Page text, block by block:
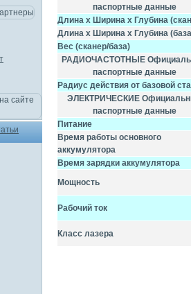
паспортные данные
Длина х Ширина х Глубина
Длина х Ширина х Глубина
Вес (сканер/база)
РАДИОЧАСТОТНЫЕ
паспортные данные
Радиус действия от базовой
ЭЛЕКТРИЧЕСКИЕ
паспортные данные
Питание
Время работы основного
аккумулятора
Время зарядки аккумулятора
Мощность
Рабочий ток
Класс лазера